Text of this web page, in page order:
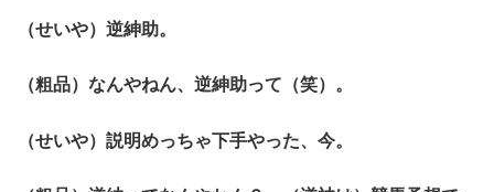
（せいや）逆紳助。
（粗品）なんやねん、逆紳助って（笑）。
（せいや）説明めっちゃ下手やった、今。